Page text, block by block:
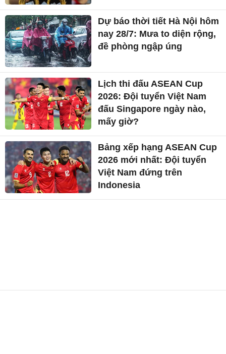
Dự báo thời tiết Hà Nội hôm
nay 28/7: Mưa to diện rộng,
đề phòng ngập úng
Lịch thi đấu ASEAN Cup
2026: Đội tuyển Việt Nam
đấu Singapore ngày nào,
mấy giờ?
Bảng xếp hạng ASEAN Cup
2026 mới nhất: Đội tuyển
Việt Nam đứng trên
Indonesia